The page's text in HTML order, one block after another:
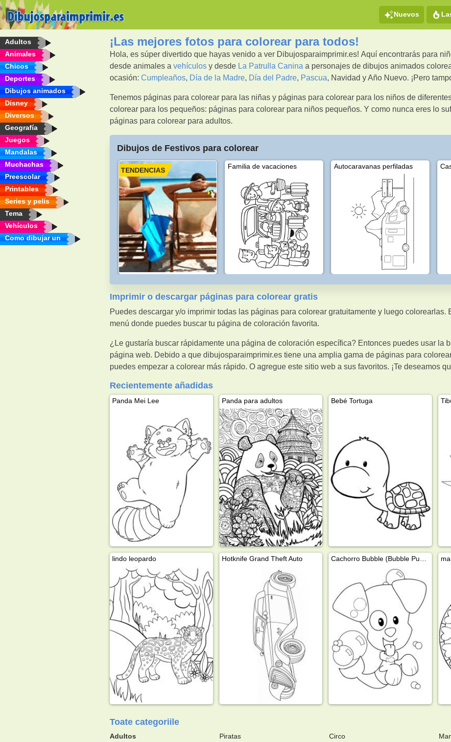
Nuevos
Adultos
Animales
Chicos
Deportes
Dibujos animados
Disney
Diversos
Geografía
Juegos
Mandalas
Muchachas
Preescolar
Printables
Series y pelis
Tema
Vehículos
Como dibujar un
¡Las mejores fotos para colorear para todos!
Hola, es súper divertido que hayas venido a ver Dibujosparaimprimir.es! Aquí encontrarás para
desde animales avehículos y desde La Patrulla Canina a personajes de dibujos animados
ocasión:Cumpleaños, Día de la Madre, Día del Padre, Pascua, Navidad y Año Nuevo. ¡Pero
Tenemos páginas para colorear para las niñas y páginas para colorear para los niños de
colorear para los pequeños: páginas para colorear para niños pequeños. Y como nunca eres lo
páginas para colorear para adultos.
Dibujos de Festivos para colorear
TENDENCIAS Familia de vacaciones Autocaravanas perfiladas
Imprimir o descargar páginas para colorear gratis
Puedes descargar y/o imprimir todas las páginas para colorear gratuitamente y luego
menú donde puedes buscar tu página de coloración favorita.
¿Le gustaría buscar rápidamente una página de coloración específica? Entonces puedes usar la
página web. Debido a que dibujosparaimprimir.es tiene una amplia gama de páginas para
puedes empezar a colorear más rápido. O agregue este sitio web a sus favoritos. ¡Te deseamos
Recientemente añadidas
Panda Mei Lee Panda para adultos Bebé Tortuga
lindo leopardo Hotknife Grand Theft Auto
Toate categoriile
Adultos
Piratas
Circo